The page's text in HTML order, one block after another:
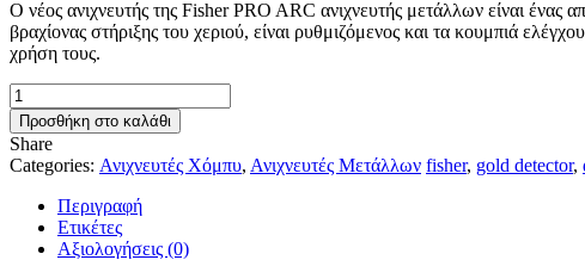
Ο νέος ανιχνευτής της Fisher PRO ARC ανιχνευτής μετάλλων είναι ένας
βραχίονας στήριξης του χεριού, είναι ρυθμιζόμενος και τα κουμπιά
χρήση τους.
FISHER
PRO
ARC
ποσότητα
Προσθήκη στο καλάθι
Share
Categories: Ανιχνευτές Χόμπυ, Ανιχνευτές Μετάλλων fisher, gold detector,
Περιγραφή
Ετικέτες
Αξιολογήσεις (0)